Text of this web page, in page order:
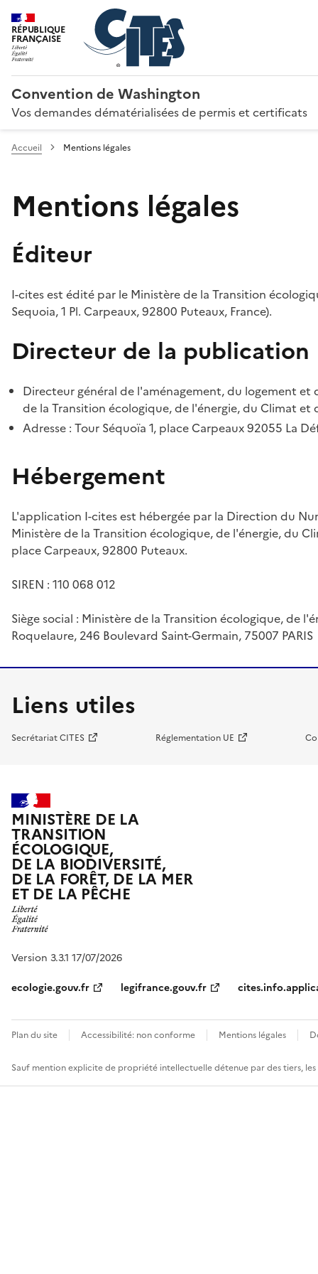
RÉPUBLIQUE
FRANÇAISE
Convention de Washington
Vos demandes dématérialisées de permis et certificats
Accueil Mentions légales
Mentions légales
Éditeur
I-cites est édité par le Ministère de la Transition
Sequoia, 1 Pl. Carpeaux, 92800 Puteaux, France).
Directeur de la publication
Directeur général de l'aménagement, du logement
de la Transition écologique, de l'énergie, du Climat et
Adresse : Tour Séquoïa 1, place Carpeaux 92055 La
Hébergement
L'application I-cites est hébergée par la Direction du
Ministère de la Transition écologique, de l'énergie, du
place Carpeaux, 92800 Puteaux.
SIREN : 110 068 012
Siège social : Ministère de la Transition écologique, de
Roquelaure, 246 Boulevard Saint-Germain, 75007 PARIS
Liens utiles
Secrétariat CITES Réglementation UE
MINISTÈRE DE LA
TRANSITION
ÉCOLOGIQUE,
DE LA BIODIVERSITÉ,
DE LA FORÊT, DE LA MER
ET DE LA PÊCHE
Version 3.3.1 17/07/2026
ecologie.gouv.fr
legifrance.gouv.fr
Plan du site Accessibilité: non conforme Mentions légales
Sauf mention explicite de propriété intellectuelle détenue par des tiers,